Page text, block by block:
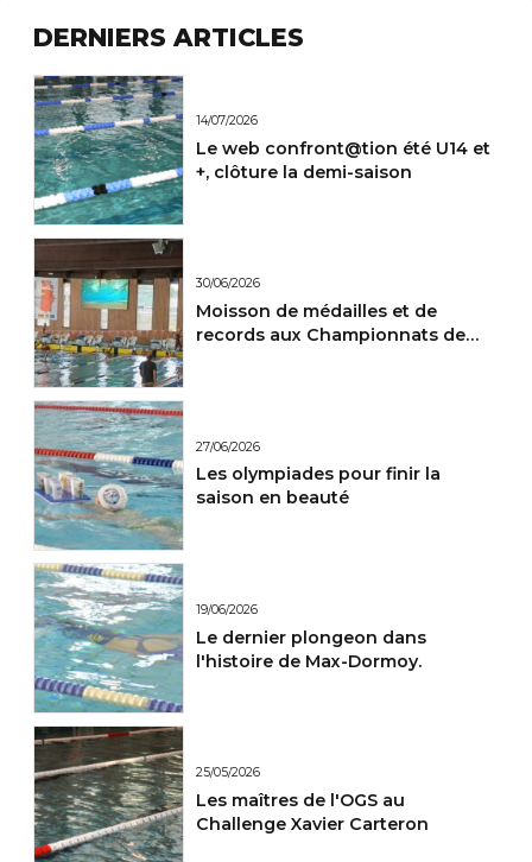
DERNIERS ARTICLES
14/07/2026
Le web confront@tion été U14 et
+, clôture la demi-saison
30/06/2026
Moisson de médailles et de
records aux Championnats de
27/06/2026
Les olympiades pour finir la
saison en beauté
19/06/2026
Le dernier plongeon dans
l'histoire de Max-Dormoy.
25/05/2026
Les maîtres de l'OGS au
Challenge Xavier Carteron